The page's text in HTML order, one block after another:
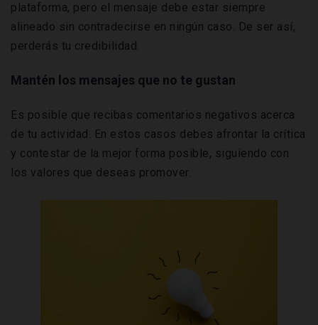
plataforma, pero el mensaje debe estar siempre
alineado sin contradecirse en ningún caso. De ser así,
perderás tu credibilidad.
Mantén los mensajes que no te gustan
Es posible que recibas comentarios negativos acerca
de tu actividad. En estos casos debes afrontar la crítica
y contestar de la mejor forma posible, siguiendo con
los valores que deseas promover.